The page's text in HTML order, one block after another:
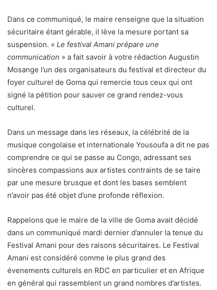
Dans ce communiqué, le maire renseigne que la situation
sécuritaire étant gérable, il lève la mesure portant sa
suspension. « Le festival Amani prépare une
communication » a fait savoir à votre rédaction Augustin
Mosange l’un des organisateurs du festival et directeur du
foyer culturel de Goma qui remercie tous ceux qui ont
signé la pétition pour sauver ce grand rendez-vous
culturel.
Dans un message dans les réseaux, la célébrité de la
musique congolaise et internationale Yousoufa a dit ne pas
comprendre ce qui se passe au Congo, adressant ses
sincères compassions aux artistes contraints de se taire
par une mesure brusque et dont les bases semblent
n’avoir pas été objet d’une profonde réflexion.
Rappelons que le maire de la ville de Goma avait décidé
dans un communiqué mardi dernier d’annuler la tenue du
Festival Amani pour des raisons sécuritaires. Le Festival
Amani est considéré comme le plus grand des
évenements culturels en RDC en particulier et en Afrique
en général qui rassemblent un grand nombres d’artistes.